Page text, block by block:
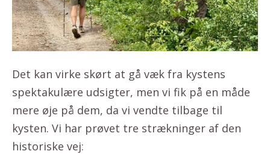
Det kan virke skørt at gå væk fra kystens
spektakulære udsigter, men vi fik på en måde
mere øje på dem, da vi vendte tilbage til
kysten. Vi har prøvet tre strækninger af den
historiske vej: